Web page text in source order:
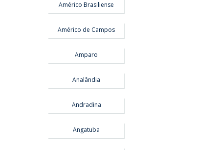
Américo Brasiliense
Américo de Campos
Amparo
Analândia
Andradina
Angatuba